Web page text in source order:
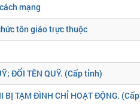
mạng
tôn giáo trực thuộc
ĐỔI TÊN QUỸ. (Cấp tỉnh)
BỊ TẠM ĐÌNH CHỈ HOẠT ĐỘNG. (Cấp